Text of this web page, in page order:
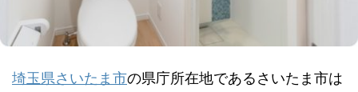
埼玉県さいたま市の県庁所在地であるさいたま市は